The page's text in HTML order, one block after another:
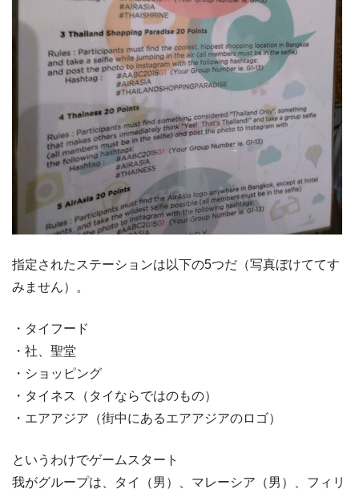
指定されたステーションは以下の5つだ（写真ぼけててす
みません）。
・タイフード
・社、聖堂
・ショッピング
・タイネス（タイならではのもの）
・エアアジア（街中にあるエアアジアのロゴ）
というわけでゲームスタート
我がグループは、タイ（男）、マレーシア（男）、フィリ